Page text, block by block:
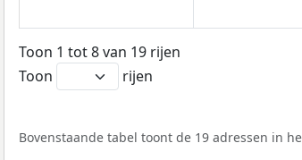
Toon 1 tot 8 van 19 rijen
Toon
rijen
Bovenstaande tabel toont de 19 adressen in